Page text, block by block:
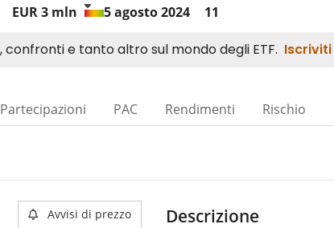
EUR 3 mln
5 agosto 2024
11
Partecipazioni PAC Rendimenti Rischio
Avvisi di prezzo Descrizione